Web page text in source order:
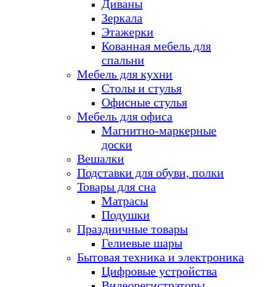
Диваны
Зеркала
Этажерки
Кованная мебель для
спальни
Мебель для кухни
Столы и стулья
Офисные стулья
Мебель для офиса
Магнитно-маркерные
доски
Вешалки
Подставки для обуви, полки
Товары для сна
Матрасы
Подушки
Праздничные товары
Гелиевые шары
Бытовая техника и электроника
Цифровые устройства